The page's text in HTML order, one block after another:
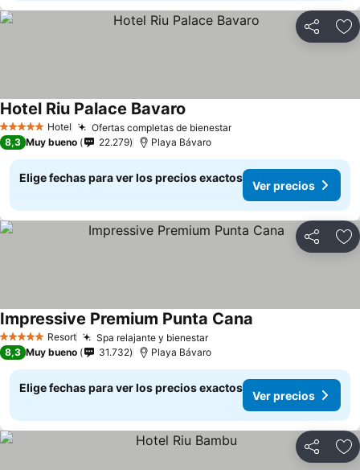
Compartir
5 Estrellas Hotel Ofertas completas de bienestar
Hotel Riu Palace Bavaro
8,3 Muy bueno 22.279 Playa Bávaro
Elige fechas para ver los precios exactos
Ver precios
Compartir
5 Estrellas Resort Spa relajante y bienestar
Impressive Premium Punta Cana
8,3 Muy bueno 31.732 Playa Bávaro
Elige fechas para ver los precios exactos
Ver precios
Compartir